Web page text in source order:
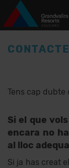
CONTACTE
Tens cap dubte
Si el que
encara no
al lloc
Si ja has creat